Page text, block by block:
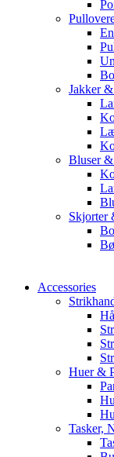
Jakker
Bluser
Skjorter
Accessories
Huer &
Tasker,